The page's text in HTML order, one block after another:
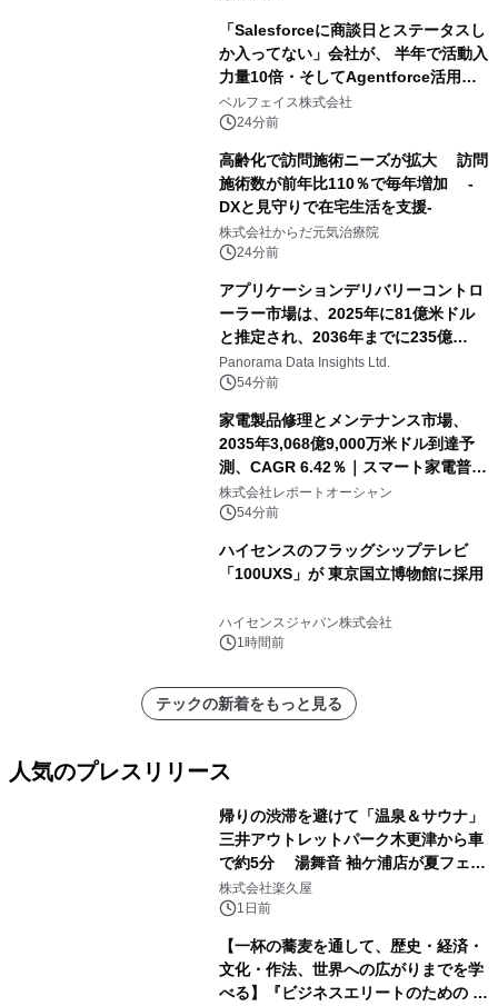
「Salesforceに商談日とステータスし
か入ってない」会社が、 半年で活動入
力量10倍・そしてAgentforce活用へ
── 敷島住宅×bellSalesAI事例公開
ベルフェイス株式会社
24分前
高齢化で訪問施術ニーズが拡大 訪問
施術数が前年比110％で毎年増加 -
DXと見守りで在宅生活を支援-
株式会社からだ元気治療院
24分前
アプリケーションデリバリーコントロ
ーラー市場は、2025年に81億米ドル
と推定され、2036年までに235億
8,000万米ドルに達すると予測されて
おり、予測期間（2026年～2036年）
Panorama Data Insights Ltd.
54分前
家電製品修理とメンテナンス市場、
2035年3,068億9,000万米ドル到達予
測、CAGR 6.42％｜スマート家電普
及・循環型経済・メンテナンス需要拡
大が成長を加速
株式会社レポートオーシャン
54分前
ハイセンスのフラッグシップテレビ
「100UXS」が 東京国立博物館に採用
ハイセンスジャパン株式会社
1時間前
テックの新着をもっと見る
人気のプレスリリース
帰りの渋滞を避けて「温泉＆サウナ」
三井アウトレットパーク木更津から車
で約5分 湯舞音 袖ケ浦店が夏フェア
メニューを提供
株式会社楽久屋
1日前
【一杯の蕎麦を通して、歴史・経済・
文化・作法、世界への広がりまでを学
べる】『ビジネスエリートのための 教